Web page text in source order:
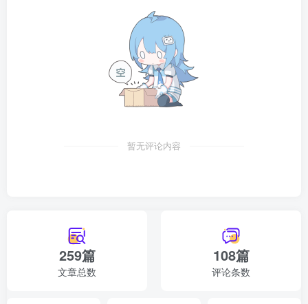
暂无评论内容
259篇
文章总数
108篇
评论条数